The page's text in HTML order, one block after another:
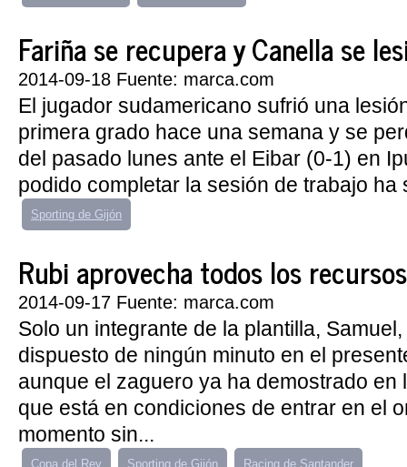
Fariña se recupera y Canella se
2014-09-18 Fuente: marca.com
El jugador sudamericano sufrió una
primera grado hace una semana y se
del pasado lunes ante el Eibar (0-1) en
podido completar la sesión de trabajo ha
Sporting de Gijón
Rubi aprovecha todos los recursos
2014-09-17 Fuente: marca.com
Solo un integrante de la plantilla,
dispuesto de ningún minuto en el
aunque el zaguero ya ha demostrado en
que está en condiciones de entrar en el
momento sin...
Copa del Rey Sporting de Gijón Racing de Santander